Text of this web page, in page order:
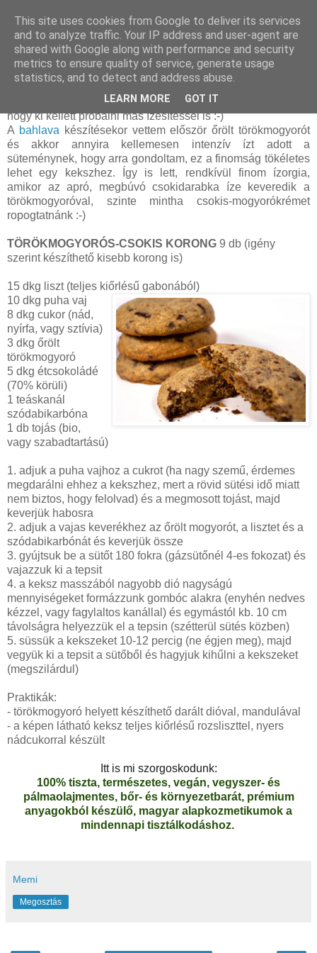
vasárnap, október 02, 2011
Törökmogyorós-csokis korong
giga-mega csokis korongakkora sikert aratott nálunk,
hogy ki kellett próbálni más ízesítéssel is :-)
A bahlava készítésekor vettem először őrölt törökmogyorót
és akkor annyira kellemesen intenzív ízt adott a
süteménynek, hogy arra gondoltam, ez a finomság tökéletes
lehet egy kekszhez. Így is lett, rendkívül finom ízorgia,
amikor az apró, megbúvó csokidarabka íze keveredik a
törökmogyoróval, szinte mintha csokis-mogyorókrémet
ropogtatnánk :-)
TÖRÖKMOGYORÓS-CSOKIS KORONG 9 db (igény
szerint készíthető kisebb korong is)
15 dkg liszt (teljes kiőrlésű gabonából)
10 dkg puha vaj
8 dkg cukor (nád,
nyírfa, vagy sztívia)
3 dkg őrölt
törökmogyoró
5 dkg étcsokoládé
(70% körüli)
1 teáskanál
szódabikarbóna
1 db tojás (bio,
vagy szabadtartású)
1. adjuk a puha vajhoz a cukrot (ha nagy szemű, érdemes
megdarálni ehhez a kekszhez, mert a rövid sütési idő miatt
nem biztos, hogy felolvad) és a megmosott tojást, majd
keverjük habosra
2. adjuk a vajas keverékhez az őrölt mogyorót, a lisztet és a
szódabikarbónát és keverjük össze
3. gyújtsuk be a sütőt 180 fokra (gázsütőnél 4-es fokozat) és
vajazzuk ki a tepsit
4. a keksz masszából nagyobb dió nagyságú
mennyiségeket formázzunk gombóc alakra (enyhén nedves
kézzel, vagy fagylaltos kanállal) és egymástól kb. 10 cm
távolságra helyezzük el a tepsin (szétterül sütés közben)
5. süssük a kekszeket 10-12 percig (ne égjen meg), majd
vegyük ki a tepsit a sütőből és hagyjuk kihűlni a kekszeket
(megszilárdul)
Praktikák:
- törökmogyoró helyett készíthető darált dióval, mandulával
- a képen látható keksz teljes kiőrlésű rozsliszttel, nyers
nádcukorral készült
Itt is mi szorgoskodunk:
100% tiszta, természetes, vegán, vegyszer- és
pálmaolajmentes, bőr- és környezetbarát, prémium
anyagokból készülő, magyar alapkozmetikumok a
mindennapi tisztálkodáshoz.
Memi
Megosztás
This site uses cookies from Google to deliver its services
and to analyze traffic. Your IP address and user-agent are
shared with Google along with performance and security
metrics to ensure quality of service, generate usage
statistics, and to detect and address abuse.
LEARN MORE GOT IT